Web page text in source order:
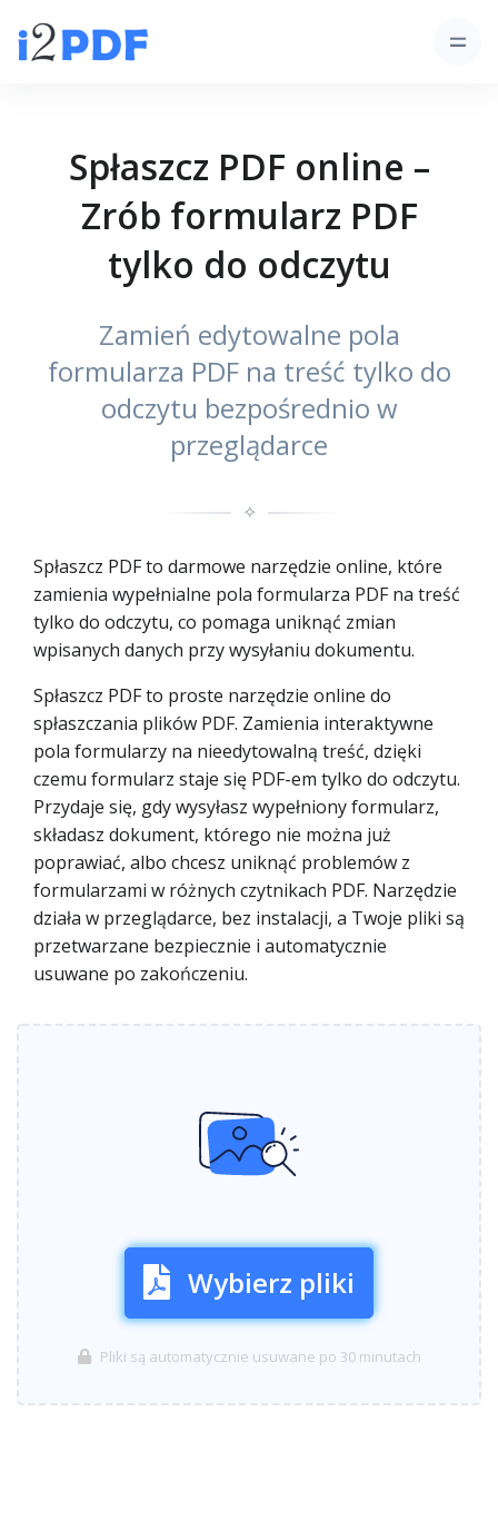
Spłaszcz PDF online –
Zrób formularz PDF
tylko do odczytu
Zamień edytowalne pola
formularza PDF na treść tylko do
odczytu bezpośrednio w
przeglądarce
✧
Spłaszcz PDF to darmowe narzędzie online, które
zamienia wypełnialne pola formularza PDF na treść
tylko do odczytu, co pomaga uniknąć zmian
wpisanych danych przy wysyłaniu dokumentu.
Spłaszcz PDF to proste narzędzie online do
spłaszczania plików PDF. Zamienia interaktywne
pola formularzy na nieedytowalną treść, dzięki
czemu formularz staje się PDF-em tylko do odczytu.
Przydaje się, gdy wysyłasz wypełniony formularz,
składasz dokument, którego nie można już
poprawiać, albo chcesz uniknąć problemów z
formularzami w różnych czytnikach PDF. Narzędzie
działa w przeglądarce, bez instalacji, a Twoje pliki są
przetwarzane bezpiecznie i automatycznie
usuwane po zakończeniu.
Wybierz pliki
Pliki są automatycznie usuwane po 30 minutach